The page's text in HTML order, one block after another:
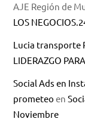
AJE Región de
LOS
Lucia transporte
LIDERAZGO
Social Ads en
prometeo en
Noviembre